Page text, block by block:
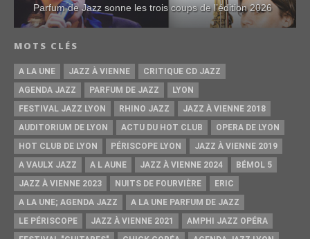
Parfum de Jazz sonne les trois coups de l’édition 2026
MOTS CLÉS
A LA UNE JAZZ À VIENNE
CRITIQUE CD JAZZ
AGENDA JAZZ
PARFUM DE JAZZ
LYON
FESTIVAL JAZZ LYON
RHINO JAZZ
JAZZ À VIENNE 2018
AUDITORIUM DE LYON
ACTU DU HOT CLUB
OPERA DE LYON
HOT CLUB DE LYON
PÉRISCOPE LYON
JAZZ À VIENNE 2019
A VAULX JAZZ
A L AUNE JAZZ À VIENNE 2024
BÉMOL 5
JAZZ À VIENNE 2023
NUITS DE FOURVIÈRE
ERIC
A LA UNE; AGENDA JAZZ
A LA UNE PARFUM DE JAZZ
LE PÉRISCOPE
JAZZ À VIENNE 2021
AMPHI JAZZ OPÉRA